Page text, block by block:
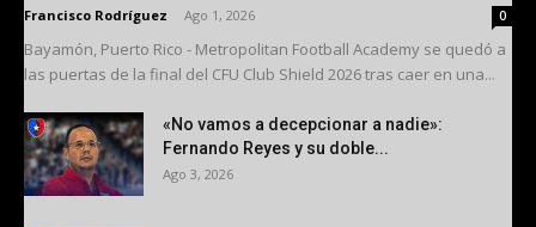
Francisco Rodríguez Ago 1, 2026 0
Bayamón, Puerto Rico - Metropolitan Football Academy se quedó a
las puertas de la final del CFU Club Shield 2026 tras caer en una...
«No vamos a decepcionar a nadie»:
Fernando Reyes y su doble...
Ago 3, 2026